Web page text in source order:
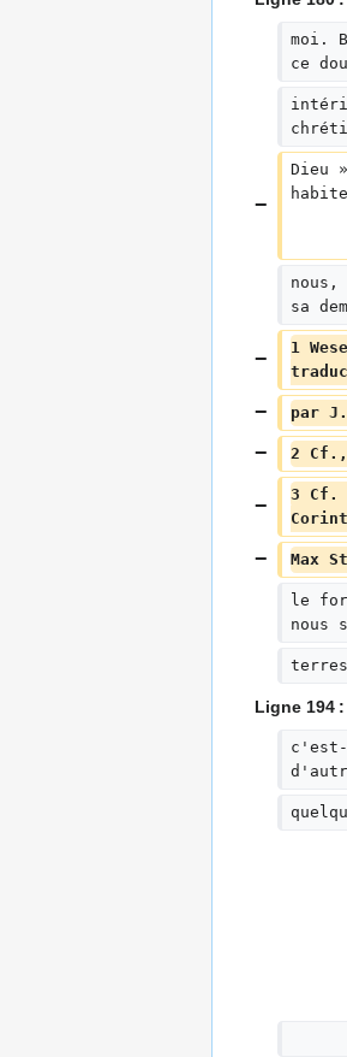
moi.
ce
Dieu
nous,
sa
1
par
2 Cf.,
3 Cf.
Max
le
nous
Ligne 194 :